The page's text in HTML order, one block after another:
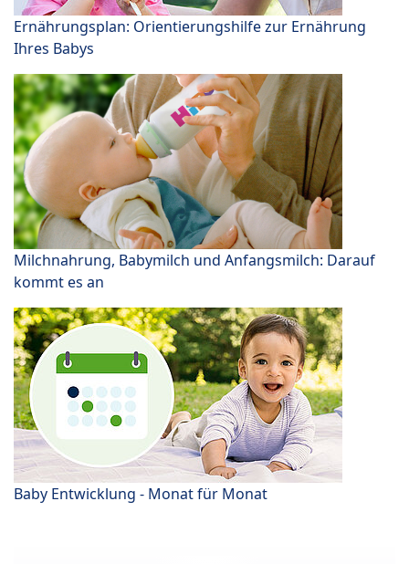
Ernährungsplan: Orientierungshilfe zur Ernährung
Ihres Babys
Milchnahrung, Babymilch und Anfangsmilch: Darauf
kommt es an
Baby Entwicklung - Monat für Monat